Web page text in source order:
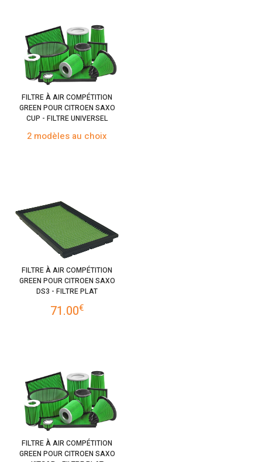
FILTRE À AIR COMPÉTITION
GREEN POUR CITROEN SAXO
CUP - FILTRE UNIVERSEL
2 modèles au choix
FILTRE À AIR COMPÉTITION
GREEN POUR CITROEN SAXO
DS3 - FILTRE PLAT
71.00€
FILTRE À AIR COMPÉTITION
GREEN POUR CITROEN SAXO